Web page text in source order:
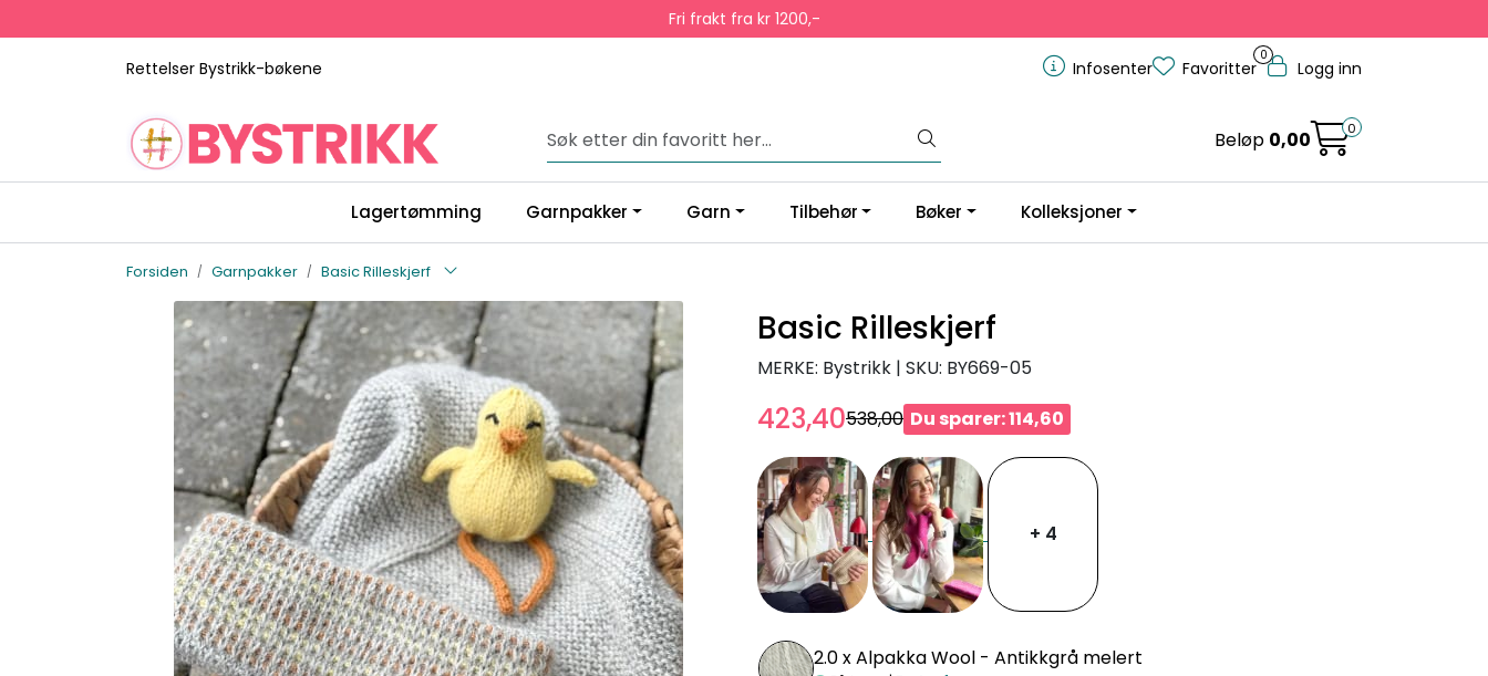
Fri frakt fra kr 1200,-
Rettelser Bystrikk-bøkene Infosenter
0
Favoritter Logg inn
Beløp 0,00 0
Lagertømming Garnpakker Garn Tilbehør Bøker Kolleksjoner
Forsiden Garnpakker Basic Rilleskjerf
Basic Rilleskjerf
MERKE: Bystrikk | SKU: BY669-05
423,40538,00 Du sparer: 114,60
+ 4
2.0 xAlpakka Wool - Antikkgrå melert